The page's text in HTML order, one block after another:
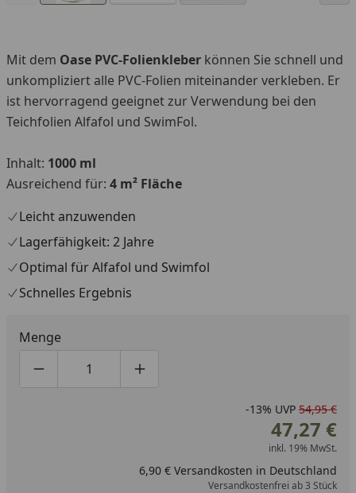
Mit dem Oase PVC-Folienkleber können Sie schnell und
unkompliziert alle PVC-Folien miteinander verkleben. Er
ist hervorragend geeignet zur Verwendung bei den
Teichfolien Alfafol und SwimFol.
Inhalt: 1000 ml
Ausreichend für: 4 m² Fläche
Leicht anzuwenden
Lagerfähigkeit: 2 Jahre
Optimal für Alfafol und Swimfol
Schnelles Ergebnis
Menge
Produktmenge um eins verringern
Produktmenge manuell eingeben
Produktmenge um eins erhöhen
-13% UVP 54,95 €
47,27 €
inkl. 19% MwSt.
6,90 € Versandkosten in Deutschland
Versandkostenfrei ab 3 Stück